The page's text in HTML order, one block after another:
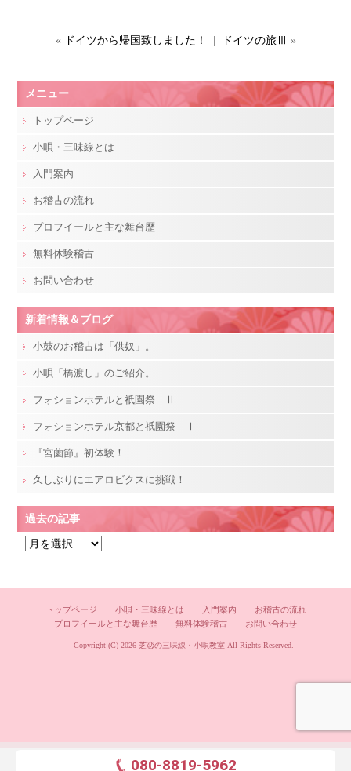
« ドイツから帰国致しました！ ドイツの旅Ⅲ »
メニュー
トップページ
小唄・三味線とは
入門案内
お稽古の流れ
プロフイールと主な舞台歴
無料体験稽古
お問い合わせ
新着情報＆ブログ
小鼓のお稽古は「供奴」。
小唄「橋渡し」のご紹介。
フォションホテルと祇園祭 Ⅱ
フォションホテル京都と祇園祭 Ⅰ
『宮薗節』初体験！
久しぶりにエアロビクスに挑戦！
過去の記事
トップページ 小唄・三味線とは 入門案内
お稽古の流れ
プロフイールと主な舞台歴
無料体験稽古 お問い合わせ
Copyright (C) 2026 芝恋の三味線・小唄教室All Rights Reserved.
080-8819-5962